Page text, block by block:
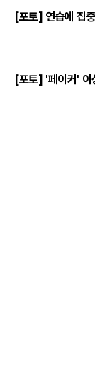
[포토] 연습에 집
[포토] '페이커' 이